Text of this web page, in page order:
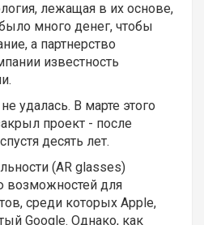
лежащая в их основе,
много денег, чтобы
а партнерство
известность
удалась. В марте этого
проект - после
десять лет.
(AR glasses)
возможностей для
среди которых Apple,
Google. Однако, как